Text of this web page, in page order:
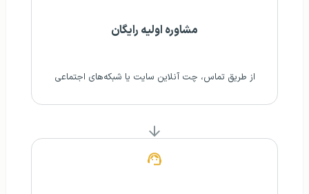
مشاوره اولیه رایگان
از طریق تماس، چت آنلاین سایت یا شبکه‌های اجتماعی